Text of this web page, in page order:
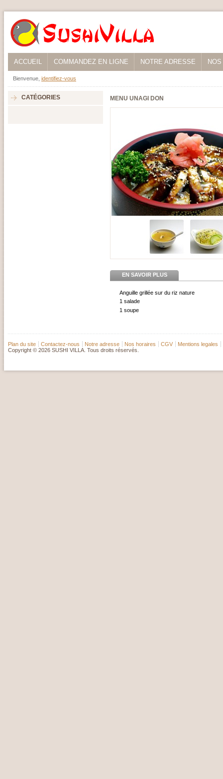
ACCUEIL COMMANDEZ EN LIGNE NOTRE ADRESSE
Bienvenue, identifiez-vous
CATÉGORIES MENU UNAGI DON
EN SAVOIR PLUS
Anguille grillée sur du riz nature
1 salade
1 soupe
Plan du site Contactez-nous Notre adresse Nos horaires CGV
Mentions legales
Copyright © 2026 SUSHI VILLA. Tous droits réservés.